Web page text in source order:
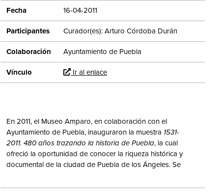
Fecha 16-04-2011
Participantes Curador(es): Arturo Córdoba Durán
Colaboración Ayuntamiento de Puebla
Vínculo Ir al enlace
En 2011, el Museo Amparo, en colaboración con el
Ayuntamiento de Puebla, inauguraron la muestra 1531-
2011. 480 años trazando la historia de Puebla, la cual
ofreció la oportunidad de conocer la riqueza histórica y
documental de la ciudad de Puebla de los Ángeles. Se
Puebla, como laReal Cédula de 1532que le otorgó el